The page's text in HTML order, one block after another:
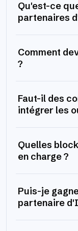
Qu'est-ce
partenaires
Comment
?
Faut-il des
intégrer les
Quelles
en charge ?
Puis-je
partenaire